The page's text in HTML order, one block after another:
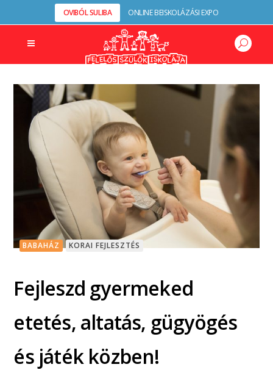
OVIBÓL SULIBA ONLINE BEISKOLÁZÁSI EXPO
BABAHÁZ KORAI FEJLESZTÉS
Fejleszd gyermeked
etetés, altatás, gügyögés
és játék közben!